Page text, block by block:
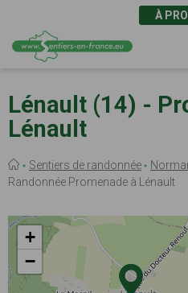
au
contenu
principal
À
Lénault (14) -
Lénault
Fil
d'Ariane
Sentiers de randonnée
Randonnée Promenade à Lénault
+
−